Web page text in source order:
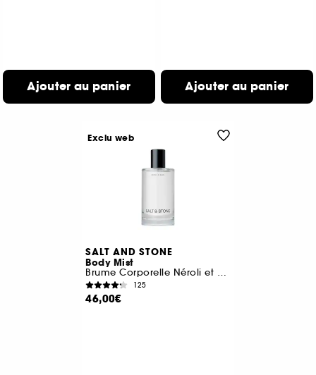
Ajouter au panier Ajouter au panier
SALT AND STONE
Body Mist
Brume Corporelle Néroli et Basilic
125
46,00€
Exclu web